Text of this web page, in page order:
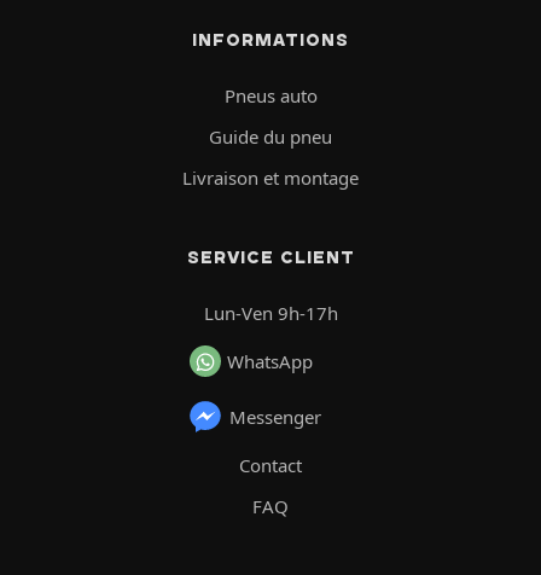
INFORMATIONS
Pneus auto
Guide du pneu
Livraison et montage
SERVICE CLIENT
Lun-Ven 9h-17h
WhatsApp
Messenger
Contact
FAQ